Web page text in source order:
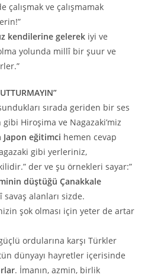
çalışmak ve çalışmamak
kendilerine gelerek iyi ve
yolunda millî bir şuur ve
sırada geriden bir ses
Hiroşima ve Nagazaki’miz
Japon eğitimci hemen cevap
gibi yerleriniz,
der ve şu örnekleri sayar:”
düştüğü Çanakkale
savaş alanları sizde.
şok olması için yeter de artar
ordularına karşı Türkler
dünyayı hayretler içerisinde
. İmanın, azmin, birlik